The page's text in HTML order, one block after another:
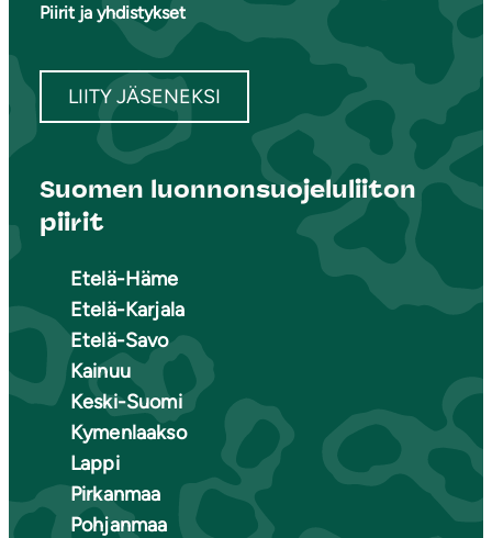
Piirit ja yhdistykset
LIITY JÄSENEKSI
Suomen luonnonsuojeluliiton
piirit
Etelä-Häme
Etelä-Karjala
Etelä-Savo
Kainuu
Keski-Suomi
Kymenlaakso
Lappi
Pirkanmaa
Pohjanmaa